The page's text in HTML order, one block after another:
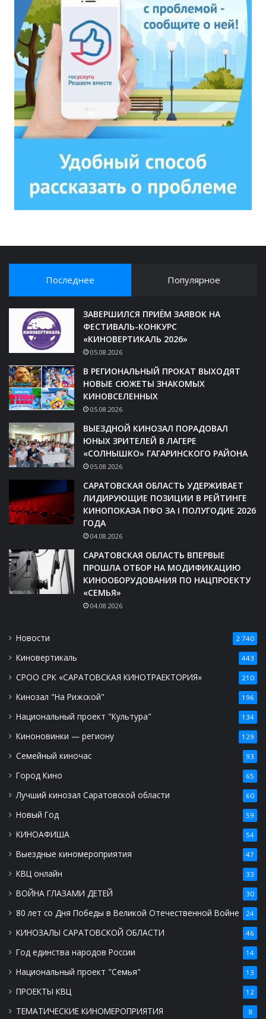
Последнее Популярное
ЗАВЕРШИЛСЯ ПРИЁМ ЗАЯВОК НА
ФЕСТИВАЛЬ-КОНКУРС
«КИНОВЕРТИКАЛЬ 2026»
05.08.2026
В РЕГИОНАЛЬНЫЙ ПРОКАТ ВЫХОДЯТ
НОВЫЕ СЮЖЕТЫ ЗНАКОМЫХ
КИНОВСЕЛЕННЫХ
05.08.2026
ВЫЕЗДНОЙ КИНОЗАЛ ПОРАДОВАЛ
ЮНЫХ ЗРИТЕЛЕЙ В ЛАГЕРЕ
«СОЛНЫШКО» ГАГАРИНСКОГО РАЙОНА
05.08.2026
САРАТОВСКАЯ ОБЛАСТЬ УДЕРЖИВАЕТ
ЛИДИРУЮЩИЕ ПОЗИЦИИ В РЕЙТИНГЕ
КИНОПОКАЗА ПФО ЗА I ПОЛУГОДИЕ 2026
ГОДА
04.08.2026
САРАТОВСКАЯ ОБЛАСТЬ ВПЕРВЫЕ
ПРОШЛА ОТБОР НА МОДИФИКАЦИЮ
КИНООБОРУДОВАНИЯ ПО НАЦПРОЕКТУ
«СЕМЬЯ»
04.08.2026
Новости 2 740
Киновертикаль 443
СРОО СРК «САРАТОВСКАЯ КИНОТРАЕКТОРИЯ» 210
Кинозал "На Рижской" 196
Национальный проект "Культура" 134
Киноновинки — региону 129
Семейный киночас 93
Город Кино 65
Лучший кинозал Саратовской области 60
Новый Год 59
КИНОАФИША 54
Выездные киномероприятия 47
КВЦ онлайн 33
ВОЙНА ГЛАЗАМИ ДЕТЕЙ 30
80 лет со Дня Победы в Великой Отечественной Войне 24
КИНОЗАЛЫ САРАТОВСКОЙ ОБЛАСТИ 46
Год единства народов России 14
Национальный проект "Семья" 13
ПРОЕКТЫ КВЦ 12
ТЕМАТИЧЕСКИЕ КИНОМЕРОПРИЯТИЯ 8